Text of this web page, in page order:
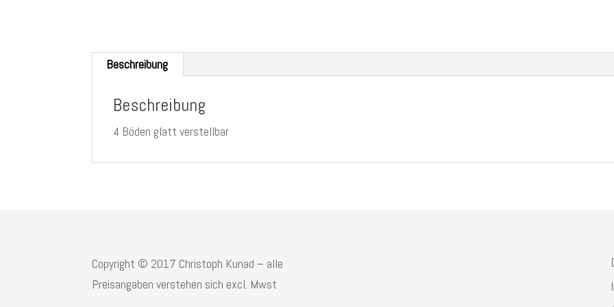
Beschreibung
Beschreibung
4 Böden glatt verstellbar
Copyright © 2017 Christoph Kunad – alle
Preisangaben verstehen sich excl. Mwst